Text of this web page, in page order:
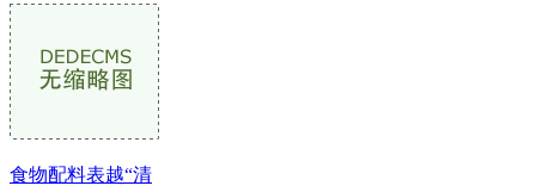
食物配料表越“清